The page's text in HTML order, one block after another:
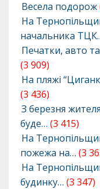
Весела подорож
На
начальника
Печатки, авто
(3 909)
На пляжі
(3 436)
З березня
буде… (3 415)
На
пожежа на… (3
На
будинку… (3 347)